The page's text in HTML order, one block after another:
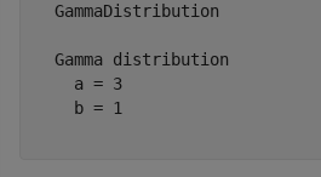
  GammaDistribution
  Gamma distribution
    a = 3
    b = 1